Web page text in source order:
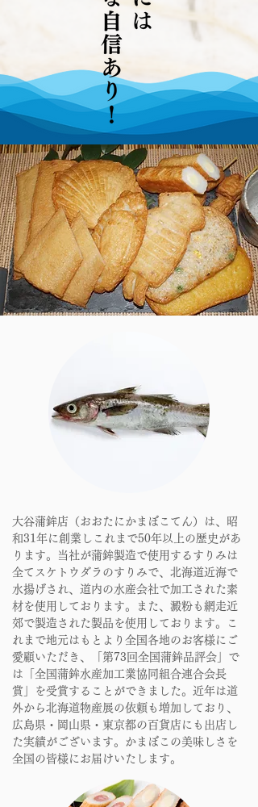
大谷蒲鉾店（おおたにかまぼこてん）は、昭
和31年に創業しこれまで50年以上の歴史があ
ります。当社が蒲鉾製造で使用するすりみは
全てスケトウダラのすりみで、北海道近海で
水揚げされ、道内の水産会社で加工された素
材を使用しております。また、澱粉も網走近
郊で製造された製品を使用しております。こ
れまで地元はもとより全国各地のお客様にご
愛顧いただき、「第73回全国蒲鉾品評会」で
は「全国蒲鉾水産加工業協同組合連合会長
賞」を受賞することができました。近年は道
外から北海道物産展の依頼も増加しており、
広島県・岡山県・東京都の百貨店にも出店し
た実績がございます。かまぼこの美味しさを
全国の皆様にお届けいたします。